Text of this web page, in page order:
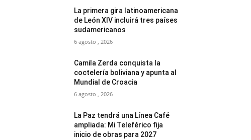
La primera gira latinoamericana
de León XIV incluirá tres países
sudamericanos
6 agosto , 2026
Camila Zerda conquista la
coctelería boliviana y apunta al
Mundial de Croacia
6 agosto , 2026
La Paz tendrá una Línea Café
ampliada: Mi Teleférico fija
inicio de obras para 2027